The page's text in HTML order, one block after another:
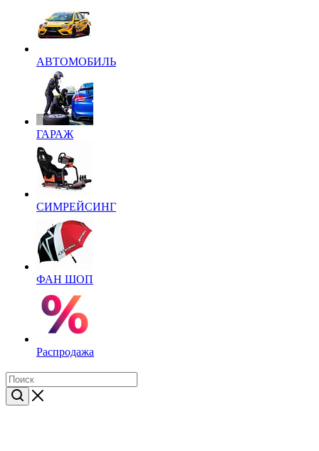
АВТОМОБИЛЬ
ГАРАЖ
СИМРЕЙСИНГ
ФАН ШОП
Распродажа